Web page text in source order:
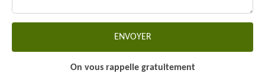
On vous rappelle gratuitement